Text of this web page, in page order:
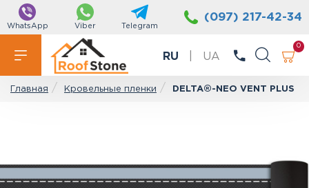
WhatsApp Viber Telegram
(097) 217-42-34
RU UA
0
Главная Кровельные пленки DELTA®-NEO VENT PLUS